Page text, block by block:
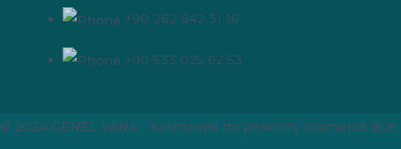
+90 262 642 31 16
+90 533 025 62 53
© 2024 GENEL VANA - Компания по ремонту клапанов Все